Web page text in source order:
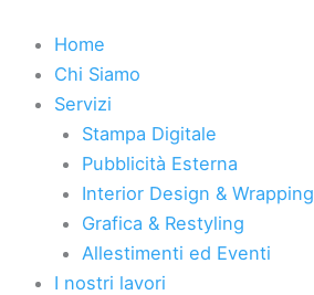
contenuto
Home
Chi Siamo
Servizi
Stampa Digitale
Pubblicità Esterna
Interior Design & Wrapping
Grafica & Restyling
Allestimenti ed Eventi
I nostri lavori